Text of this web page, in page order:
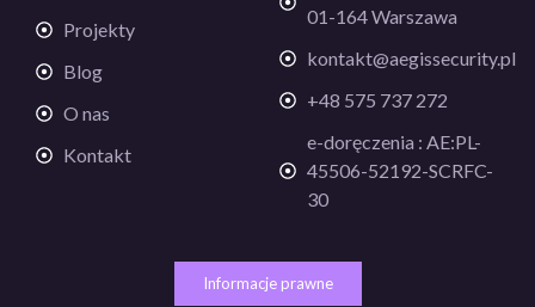
Projekty
Blog
O nas
Kontakt
01-164 Warszawa
kontakt@aegissecurity.pl
+48 575 737 272
e-doręczenia : AE:PL-
45506-52192-SCRFC-
30
Informacje prawne